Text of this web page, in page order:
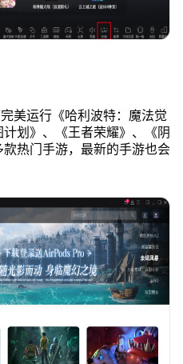
美运行《哈利波特：魔法觉
划》、《王者荣耀》、《阴
热门手游，最新的手游也会